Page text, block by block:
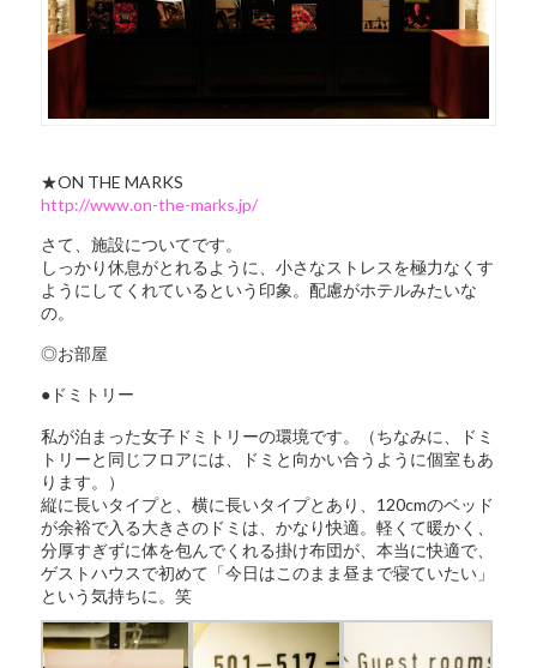
★ON THE MARKS
http://www.on-the-marks.jp/
さて、施設についてです。
しっかり休息がとれるように、小さなストレスを極力なくす
ようにしてくれているという印象。配慮がホテルみたいな
の。
◎お部屋
●ドミトリー
私が泊まった女子ドミトリーの環境です。（ちなみに、ドミ
トリーと同じフロアには、
ドミと向かい合うように個室もあ
ります。）
縦に長いタイプと、横に長いタイプとあり、120cmのベッド
が余裕で入る大きさのドミは、かなり快適。軽くて暖かく、
分厚すぎずに体を包んでくれる掛け布団が、本当に快適で、
ゲストハウスで初めて「今日はこのまま昼まで寝ていたい」
という気持ちに。笑